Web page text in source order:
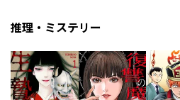
推理・ミステリー